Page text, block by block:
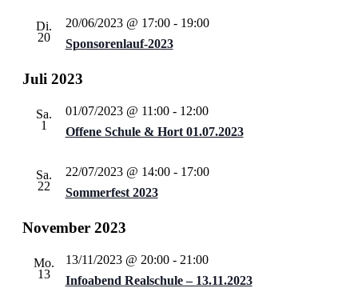
Di.
20
Sponsorenlauf-2023
20/06/2023 @ 17:00- 19:00
Juli 2023
Sa.
1
Offene Schule & Hort 01.07.2023
01/07/2023 @ 11:00- 12:00
Sa.
22
Sommerfest 2023
22/07/2023 @ 14:00- 17:00
November 2023
Mo.
13
Infoabend Realschule – 13.11.2023
13/11/2023 @ 20:00- 21:00